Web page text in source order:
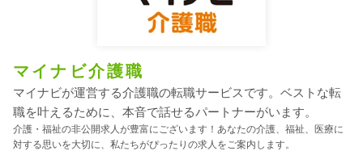
マイナビ介護職
マイナビが運営する介護職の転職サービスです。ベストな転
職を叶えるために、本音で話せるパートナーがいます。
介護・福祉の非公開求人が豊富にございます！あなたの介護、福祉、医療に
対する思いを大切に、私たちがぴったりの求人をご案内します。